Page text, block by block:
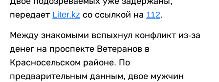
передает Liter.kz со ссылкой на 112.
Между знакомыми вспыхнул конфликт из-за
денег на проспекте Ветеранов в
Красносельском районе. По
предварительным данным, двое мужчин